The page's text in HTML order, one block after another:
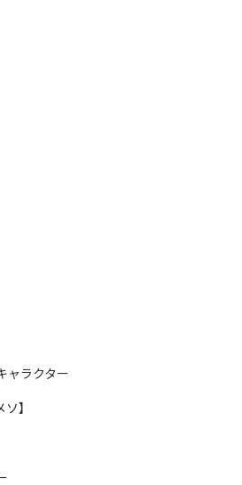
ャラクター
】